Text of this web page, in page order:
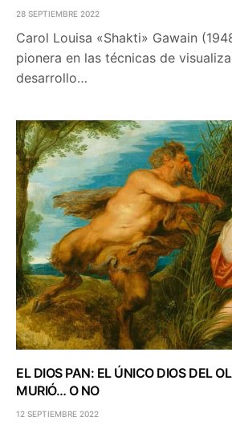
28 SEPTIEMBRE 2022
Carol Louisa «Shakti» Gawain
pionera en las técnicas de
desarrollo…
EL DIOS PAN: EL ÚNICO DIOS DEL
MURIÓ… O NO
12 SEPTIEMBRE 2022